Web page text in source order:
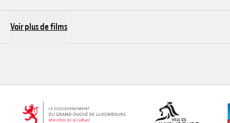
Voir plus de films